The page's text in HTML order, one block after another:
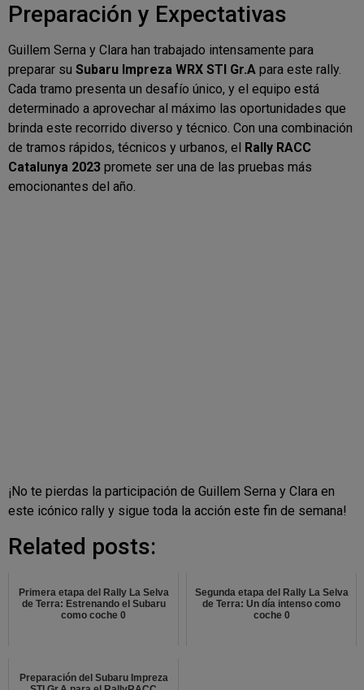
Preparación y Expectativas
Guillem Serna y Clara han trabajado intensamente para
preparar su Subaru Impreza WRX STI Gr.A para este rally.
Cada tramo presenta un desafío único, y el equipo está
determinado a aprovechar al máximo las oportunidades que
brinda este recorrido diverso y técnico. Con una combinación
de tramos rápidos, técnicos y urbanos, el
Rally RACC
Catalunya 2023 promete ser una de las pruebas más
emocionantes del año.
¡No te pierdas la participación de Guillem Serna y Clara en
este icónico rally y sigue toda la acción este fin de semana!
Related posts:
Primera etapa del Rally La Selva
de Terra: Estrenando el Subaru
como coche 0
Segunda etapa del Rally La Selva
de Terra: Un día intenso como
coche 0
Preparación del Subaru Impreza